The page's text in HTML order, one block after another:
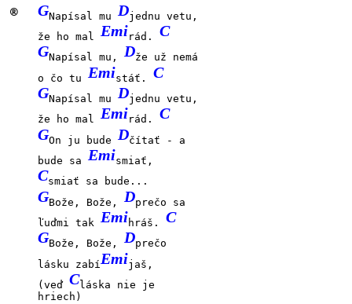
® GNapísal muDjednu vetu,
že ho mal Emirád.C
GNapísal mu,Dže už nemá
o čo tu Emistáť.C
GNapísal muDjednu vetu,
že ho mal Emirád. C
GOn ju budeDčítať - a
bude sa Emismiať,
Csmiať sa bude...
GBože, Bože,Dprečo sa
ľuďmi tak Emihráš.C
GBože, Bože,Dprečo
lásku zabíEmijaš,
(veď Cláska nie je
hriech)